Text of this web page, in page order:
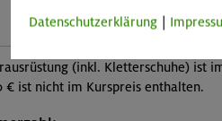
(inkl. Kletterschuhe) ist
€ ist nicht im Kurspreis enthalten.
Datenschutzerklärung